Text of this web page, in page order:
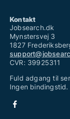
Kontakt
Jobsearch.dk
Mynstersvej 3
1827
CVR: 39925311
Fuld adgang til
Ingen bindingstid.